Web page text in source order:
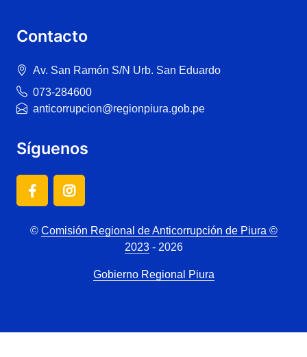
Contacto
Av. San Ramón S/N Urb. San Eduardo
073-284600
anticorrupcion@regionpiura.gob.pe
Síguenos
© Comisión Regional de Anticorrupción de Piura ©
2023- 2026
Gobierno Regional Piura